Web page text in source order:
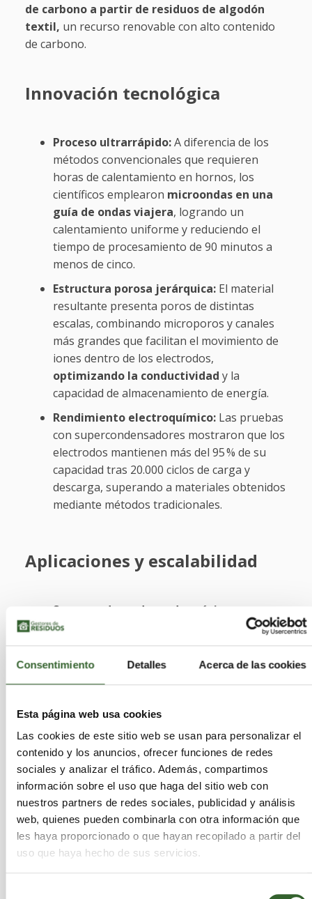
Consentimiento Detalles Acerca de las cookies
Esta página web usa cookies
Las cookies de este sitio web se usan para personalizar el
contenido y los anuncios, ofrecer funciones de redes
sociales y analizar el tráfico. Además, compartimos
información sobre el uso que haga del sitio web con
nuestros partners de redes sociales, publicidad y análisis
web, quienes pueden combinarla con otra información que
les haya proporcionado o que hayan recopilado a partir del
uso que haya hecho de sus servicios.
de carbono a partir de residuos de algodón
textil, un recurso renovable con alto contenido
de carbono.
Innovación tecnológica
Proceso ultrarrápido:A diferencia de los
métodos convencionales que requieren
horas de calentamiento en hornos, los
científicos emplearon microondas en una
guía de ondas viajera, logrando un
calentamiento uniforme y reduciendo el
tiempo de procesamiento de 90 minutos a
menos de cinco.
Estructura porosa jerárquica: El material
resultante presenta poros de distintas
escalas, combinando microporos y canales
más grandes que facilitan el movimiento de
iones dentro de los electrodos,
optimizando la conductividad y la
capacidad de almacenamiento de energía.
Rendimiento electroquímico: Las pruebas
con supercondensadores mostraron que los
electrodos mantienen más del 95 % de su
capacidad tras 20.000 ciclos de carga y
descarga, superando a materiales obtenidos
mediante métodos tradicionales.
Aplicaciones y escalabilidad
Supercondensadores de próxima
generación:
Los materiales son adecuados
para dispositivos electrónicos portátiles,
transporte eléctrico y sistemas industriales
puede adaptarse a otras fuentes de
biomasa, lo que permite ampliar su
aplicación industrial de manera sostenible y
rápida.
Impacto ambiental:Al utilizar residuos
textiles y un proceso eficiente en tiempo y
energía, se reduce el consumo de recursos y
se minimiza la huella ambiental asociada a la